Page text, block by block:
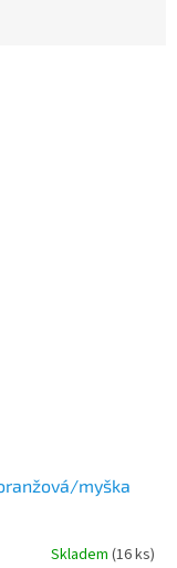
myška
Skladem (16 ks)